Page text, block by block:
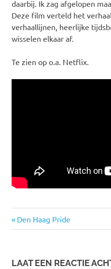
daarbij. Ik zag afgelopen
Deze film verteld het
verhaallijnen, heerlijke
wisselen elkaar af.
Te zien op o.a. Netflix.
Rocketman
Bericht
Vorige
bericht:
Den Haag Pride
LAAT EEN REACTIE